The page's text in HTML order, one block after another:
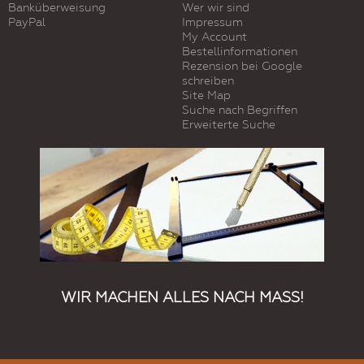
Banküberweisung
PayPal
Wer wir sind
Impressum
My Account
Bestellinformationen
Rezension bei Google
schreiben
Site Map
Suche nach Begriffen
Erweiterte Suche
WIR MACHEN ALLES NACH MASS!